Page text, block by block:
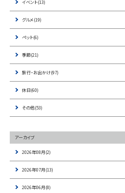
イベント(13)
グルメ(19)
ペット(6)
季節(21)
旅行・お出かけ(97)
休日(60)
その他(53)
アーカイブ
2026年08月(2)
2026年07月(13)
2026年06月(8)